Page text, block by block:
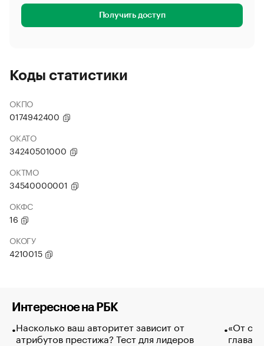
Получить доступ
Коды статистики
ОКПО
0174942400
ОКАТО
34240501000
ОКТМО
34540000001
ОКФС
16
ОКОГУ
4210015
Интересное на РБК
Насколько ваш авторитет зависит от
атрибутов престижа? Тест для лидеров
«От
глава